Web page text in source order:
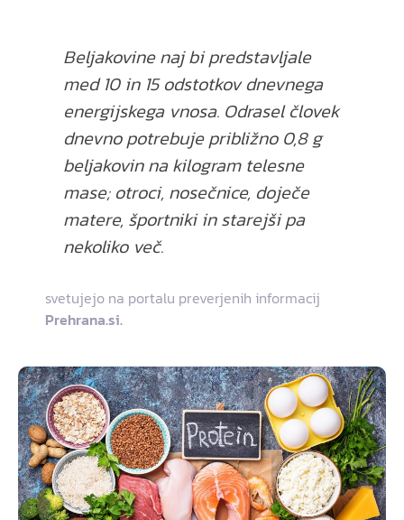
Beljakovine naj bi predstavljale
med 10 in 15 odstotkov dnevnega
energijskega vnosa. Odrasel človek
dnevno potrebuje približno 0,8 g
beljakovin na kilogram telesne
mase; otroci, nosečnice, doječe
matere, športniki in starejši pa
nekoliko več.
svetujejo na portalu preverjenih informacij
Prehrana.si.